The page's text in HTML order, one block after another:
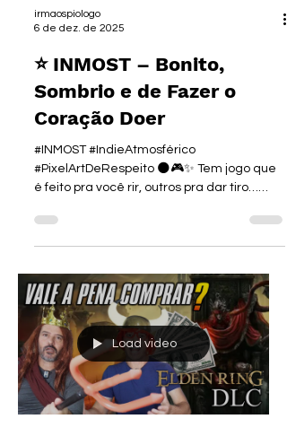
6 de dez. de 2025
⭐ INMOST – Bonito,
Sombrio e de Fazer o
Coração Doer
#INMOST #IndieAtmosférico
#PixelArtDeRespeito 🌑🎮✨ Tem jogo que
é feito pra você rir, outros pra dar tiro…
lituano Hidden Layer Games , INMOST é
um plataforma sombrio , cheio de clima,
mistério e puzzles que te fazem pensar
enquanto você tenta não chorar no banho.
🥲🪦 Aqui você vive três histórias
diferentes , cada uma mais emocional
que a outra:👧 A M
Load video